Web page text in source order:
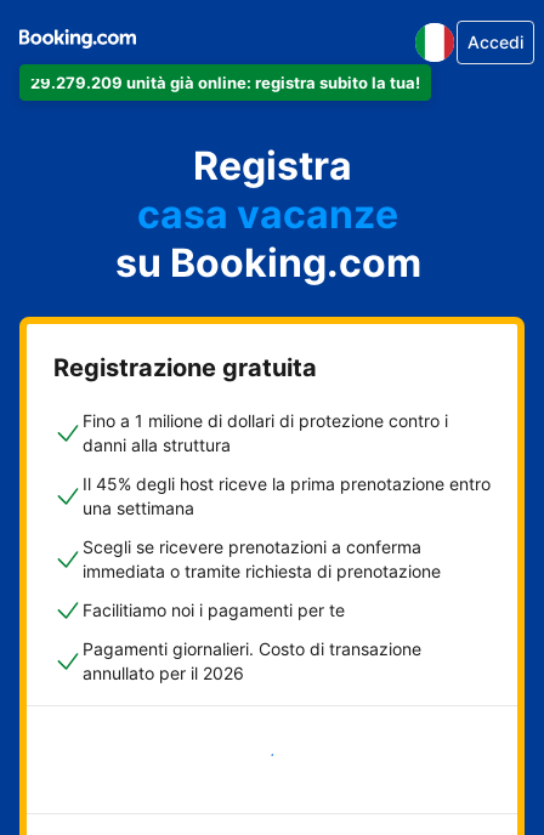
29.279.209 unità già online: registra subito la tua!
Accedi
Registra
il tuo appartamento
il tuo hotel
casa vacanze
la tua guest house
il tuo B&B
su Booking.com
Registrazione gratuita
Fino a 1 milione di dollari di protezione contro i
danni alla struttura
Il 45% degli host riceve la prima prenotazione entro
una settimana
Scegli se ricevere prenotazioni a conferma
immediata o tramite richiesta di prenotazione
Facilitiamo noi i pagamenti per te
Pagamenti giornalieri. Costo di transazione
annullato per il 2026
Inizia ora